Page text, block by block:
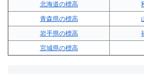
北海道の標高
青森県の標高
岩手県の標高
宮城県の標高